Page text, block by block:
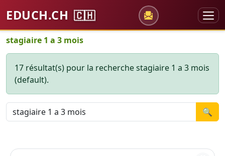
EDUCH.CH 🇨🇭
stagiaire 1 a 3 mois
17 résultat(s) pour la recherche stagiaire 1 a 3 mois
(default).
🔍